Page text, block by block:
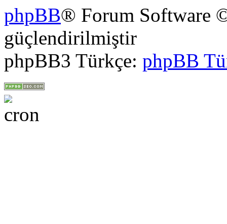
phpBB® Forum Software
güçlendirilmiştir
phpBB3 Türkçe: phpBB